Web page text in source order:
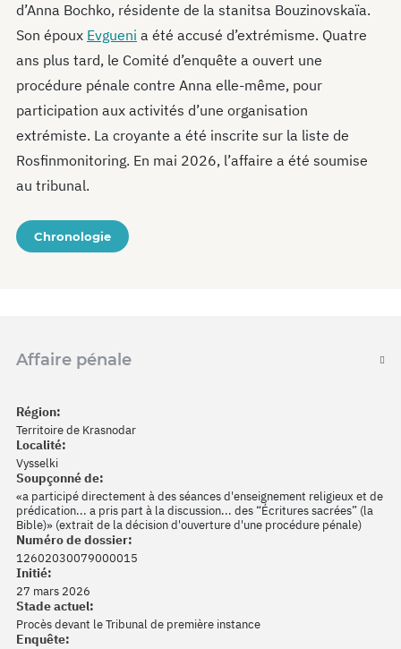
d’Anna Bochko, résidente de la stanitsa Bouzinovskaïa.
Son époux Evgueni a été accusé d’extrémisme. Quatre
ans plus tard, le Comité d’enquête a ouvert une
procédure pénale contre Anna elle-même, pour
participation aux activités d’une organisation
extrémiste. La croyante a été inscrite sur la liste de
Rosfinmonitoring. En mai 2026, l’affaire a été soumise
au tribunal.
Chronologie
Affaire pénale
Région:
Territoire de Krasnodar
Localité:
Vysselki
Soupçonné de:
«a participé directement à des séances d'enseignement religieux et de
prédication... a pris part à la discussion... des “Écritures sacrées” (la
Bible)» (extrait de la décision d'ouverture d'une procédure pénale)
Numéro de dossier:
12602030079000015
Initié:
27 mars 2026
Stade actuel:
Procès devant le Tribunal de première instance
Enquête: